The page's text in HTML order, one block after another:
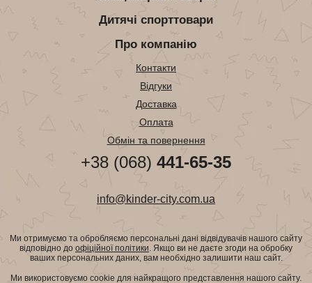
Дитячі спорттовари
Про компанію
Контакти
Відгуки
Доставка
Оплата
Обмін та повернення
+38 (068) 441-65-35
info@kinder-city.com.ua
Ми отримуємо та обробляємо персональні дані відвідувачів нашого сайту
відповідно до офіційної політики. Якщо ви не даєте згоди на обробку
ваших персональних даних, вам необхідно залишити наш сайт.
Ми використовуємо cookie для найкращого представлення нашого сайту.